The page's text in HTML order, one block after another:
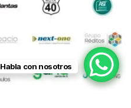
Habla con nosotros